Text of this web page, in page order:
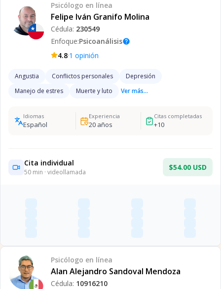
Psicólogo en línea
Felipe Iván Granifo Molina
Cédula: 230549
Enfoque:Psicoanálisishelp
4.8·1 opinión
Angustia Conflictos personales
Depresión
Manejo de estres
Muerte y luto Ver más...
Idiomas
Español
Experiencia
20años
Citas completadas
+10
Cita individual
50 min · videollamada
$54.00 USD
Psicólogo en línea
Alan Alejandro Sandoval Mendoza
Cédula: 10916210